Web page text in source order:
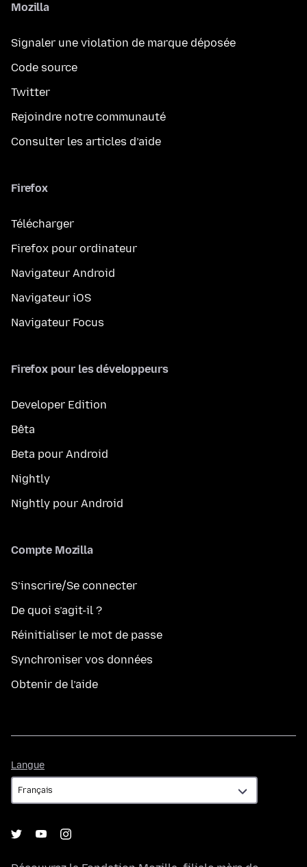
Mozilla
Signaler une violation de marque déposée
Code source
Twitter
Rejoindre notre communauté
Consulter les articles d’aide
Firefox
Télécharger
Firefox pour ordinateur
Navigateur Android
Navigateur iOS
Navigateur Focus
Firefox pour les développeurs
Developer Edition
Bêta
Beta pour Android
Nightly
Nightly pour Android
Compte Mozilla
S’inscrire/Se connecter
De quoi s’agit-il ?
Réinitialiser le mot de passe
Synchroniser vos données
Obtenir de l’aide
Langue